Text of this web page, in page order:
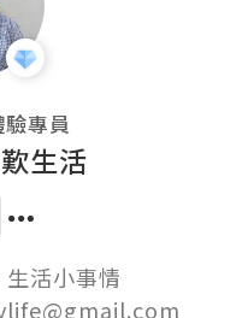
驗專員
生活
活小事情